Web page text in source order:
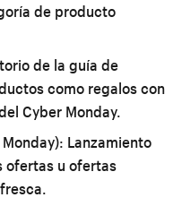
de producto
de la guía de
como regalos con
Cyber Monday.
Lanzamiento
ofertas u ofertas